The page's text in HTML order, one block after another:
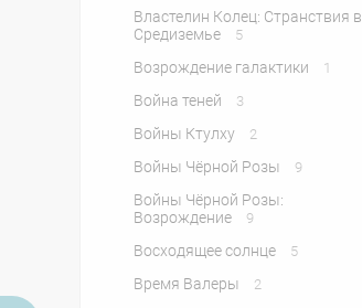
Властелин Колец: Странствия в
Средиземье
5
Возрождение галактики 1
Война теней 3
Войны Ктулху 2
Войны Чёрной Розы 9
Войны Чёрной Розы:
Возрождение
9
Восходящее солнце 5
Время Валеры 2